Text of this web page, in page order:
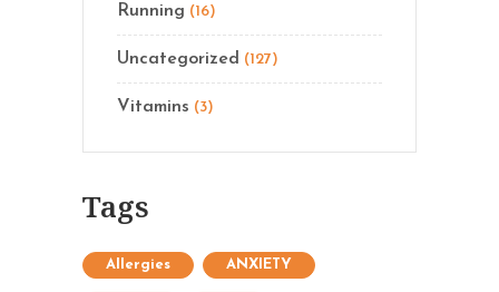
Running (16)
Uncategorized (127)
Vitamins (3)
Tags
Allergies ANXIETY